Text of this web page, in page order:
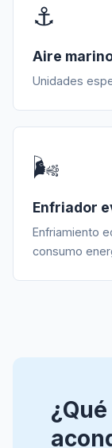
⚓
Aire
Unidades
🌬️
Enfriador
Enfriamiento
consumo